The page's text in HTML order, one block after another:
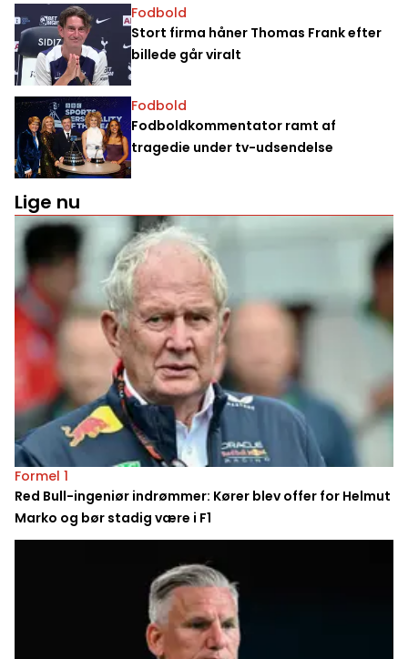
Fodbold
Stort firma håner Thomas Frank efter
billede går viralt
Fodbold
Fodboldkommentator ramt af
tragedie under tv-udsendelse
Lige nu
Formel 1
Red Bull-ingeniør indrømmer: Kører blev offer for Helmut
Marko og bør stadig være i F1